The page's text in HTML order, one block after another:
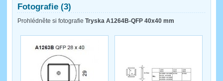
Fotografie (3)
Prohlédněte si fotografie Tryska A1264B-QFP 40x40 mm